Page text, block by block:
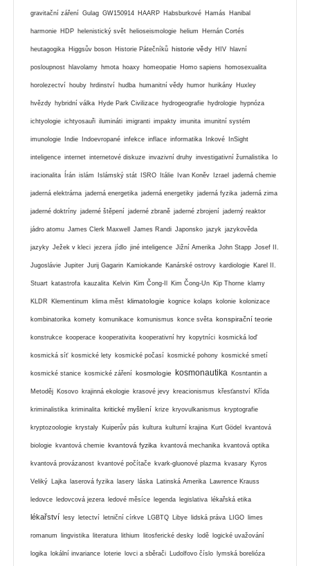
gravitační záření Gulag GW150914 HAARP Habsburkové Hamás Hanibal
harmonie HDP helenistický svět helioseismologie helium Hernán Cortés
heutagogika Higgsův boson Historie Pátečníků historie vědy HIV hlavní
posloupnost hlavolamy hmota hoaxy homeopatie Homo sapiens homosexualita
horolezectví houby hrdinství hudba humanitní vědy humor hurikány Huxley
hvězdy hybridní válka Hyde Park Civilizace hydrogeografie hydrologie hypnóza
ichtyologie ichtyosauři ilumináti imigranti impakty imunita imunitní systém
imunologie Indie Indoevropané infekce inflace informatika Inkové InSight
inteligence internet internetové diskuze invazivní druhy investigativní žurnalistika Io
iracionalita Írán islám Islámský stát ISRO Itálie Ivan Koněv Izrael jaderná chemie
jaderná elektrárna jaderná energetika jaderná energetiky jaderná fyzika jaderná zima
jaderné doktríny jaderné štěpení jaderné zbraně jaderné zbrojení jaderný reaktor
jádro atomu James Clerk Maxwell James Randi Japonsko jazyk jazykověda
jazyky Ježek v kleci jezera jídlo jiné inteligence Jižní Amerika John Stapp Josef II.
Jugoslávie Jupiter Jurij Gagarin Kamiokande Kanárské ostrovy kardiologie Karel II.
Stuart katastrofa kauzalita Kelvin Kim Čong-Il Kim Čong-Un Kip Thorne klamy
KLDR Klementinum klima měst klimatologie kognice kolaps kolonie kolonizace
kombinatorika komety komunikace komunismus konce světa konspirační teorie
konstrukce kooperace kooperativita kooperativní hry kopytníci kosmická loď
kosmická síť kosmické lety kosmické počasí kosmické pohony kosmické smetí
kosmické stanice kosmické záření kosmologie kosmonautika Kosntantin a
Metoděj Kosovo krajinná ekologie krasové jevy kreacionismus křesťanství Křída
kriminalistika kriminalita kritické myšlení krize kryovulkanismus kryptografie
kryptozoologie krystaly Kuiperův pás kultura kulturní krajina Kurt Gödel kvantová
biologie kvantová chemie kvantová fyzika kvantová mechanika kvantová optika
kvantová provázanost kvantové počítače kvark-gluonové plazma kvasary Kyros
Veliký Lajka laserová fyzika lasery láska Latinská Amerika Lawrence Krauss
ledovce ledovcová jezera ledové měsíce legenda legislativa lékařská etika
lékařství lesy letectví letniční církve LGBTQ Libye lidská práva LIGO limes
romanum lingvistika literatura lithium litosferické desky lodě logické uvažování
logika lokální invariance loterie lovci a sběrači Ludolfovo číslo lymská borelióza